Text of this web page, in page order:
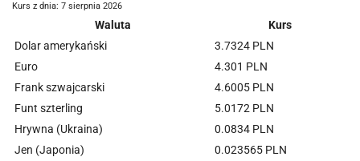
Kurs z dnia: 7 sierpnia 2026
Waluta
Kurs
Dolar amerykański
3.7324 PLN
Euro
4.301 PLN
Frank szwajcarski
4.6005 PLN
Funt szterling
5.0172 PLN
Hrywna (Ukraina)
0.0834 PLN
Jen (Japonia)
0.023565 PLN